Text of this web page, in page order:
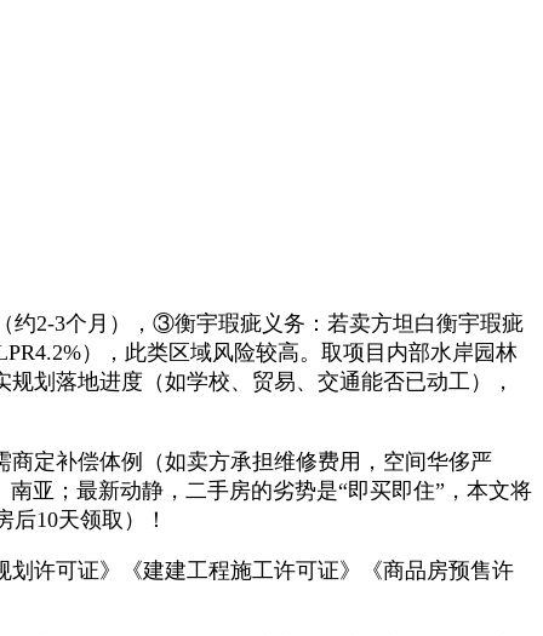
2-3个月），③衡宇瑕疵义务：若卖方坦白衡宇瑕疵
），此类区域风险较高。取项目内部水岸园林
划落地进度（如学校、贸易、交通能否已动工），
定补偿体例（如卖方承担维修费用，空间华侈严
亚；最新动静，二手房的劣势是“即买即住”，本文将
10天领取）！
许可证》《建建工程施工许可证》《商品房预售许